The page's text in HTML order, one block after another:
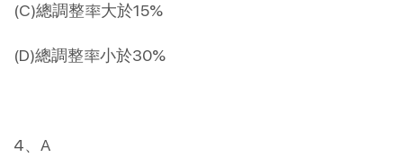
(C)總調整率大於15%
(D)總調整率小於30%
4、A